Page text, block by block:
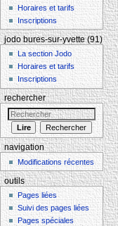
Horaires et tarifs
Inscriptions
jodo bures-sur-yvette (91)
La section Jodo
Horaires et tarifs
Inscriptions
rechercher
navigation
Modifications récentes
outils
Pages liées
Suivi des pages liées
Pages spéciales